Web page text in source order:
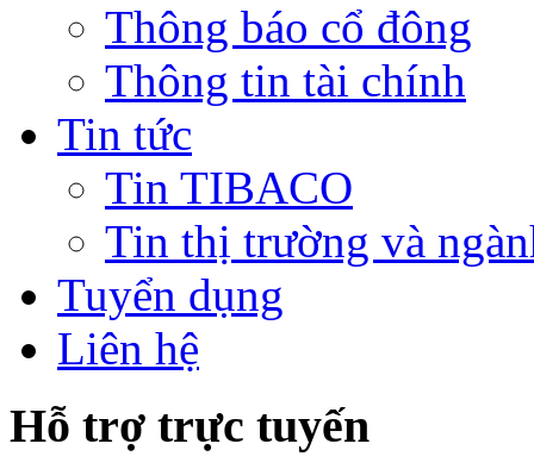
Thông báo cổ đông
Thông tin tài chính
Tin tức
Tin TIBACO
Tin thị trường và
Tuyển dụng
Liên hệ
Hỗ trợ trực tuyến